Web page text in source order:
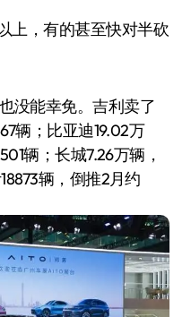
上，有的甚至快对半砍
没能幸免。吉利卖了
辆；比亚迪19.02万
辆；长城7.26万辆，
辆，倒推2月约